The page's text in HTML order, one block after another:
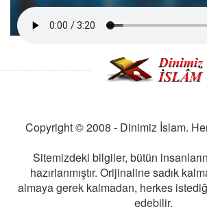
Copyright © 2008 - Dinimiz İslam. Her
Sitemizdeki bilgiler, bütün
hazırlanmıştır. Orijinaline sadık
almaya gerek kalmadan, herkes
edebilir.